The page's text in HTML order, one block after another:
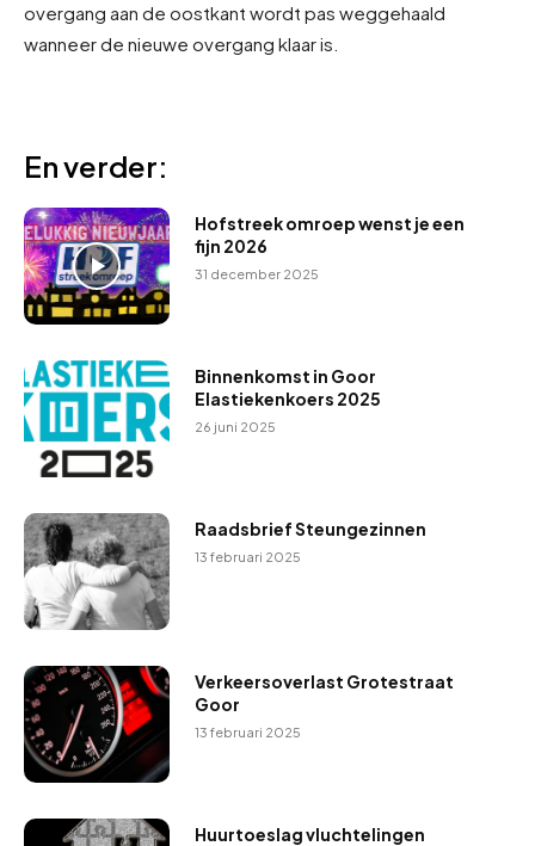
overgang aan de oostkant wordt pas weggehaald
wanneer de nieuwe overgang klaar is.
En verder:
Hofstreek omroep wenst je een
fijn 2026
31 december 2025
Binnenkomst in Goor
Elastiekenkoers 2025
26 juni 2025
Raadsbrief Steungezinnen
13 februari 2025
Verkeersoverlast Grotestraat
Goor
13 februari 2025
Huurtoeslag vluchtelingen